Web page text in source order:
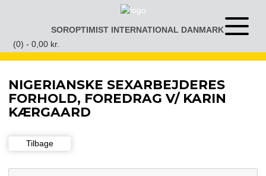
SOROPTIMIST INTERNATIONAL DANMARKÅben
menu
(0) - 0,00 kr.
NIGERIANSKE SEXARBEJDERES
FORHOLD, FOREDRAG V/ KARIN
KÆRGAARD
Tilbage